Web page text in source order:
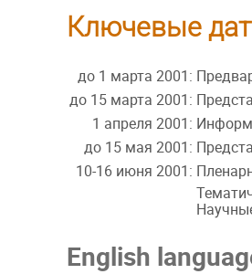
Ключевые
до 1 марта 2001:
до 15 марта 2001:
1 апреля 2001:
до 15 мая 2001:
10-16 июня 2001:
English